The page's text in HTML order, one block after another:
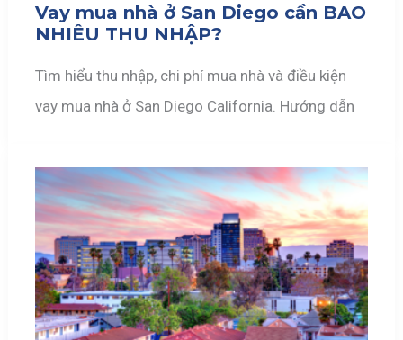
Vay mua nhà ở San Diego cần BAO
NHIÊU THU NHẬP?
Tìm hiểu thu nhập, chi phí mua nhà và điều kiện
vay mua nhà ở San Diego California. Hướng dẫn